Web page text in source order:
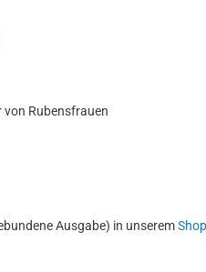
von Rubensfrauen
Ausgabe) in unseremShop